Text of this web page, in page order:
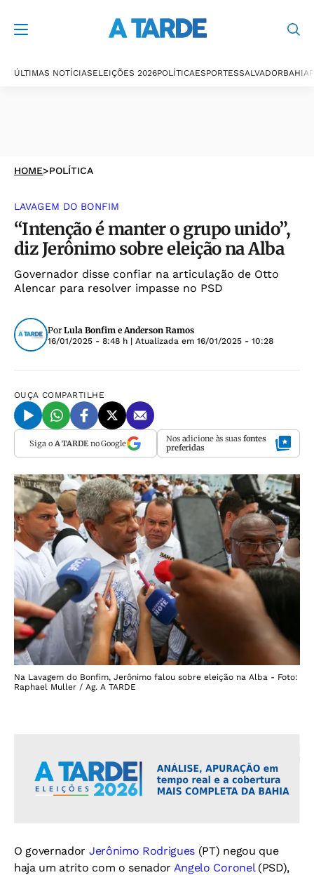
ÚLTIMAS NOTÍCIASELEIÇÕES 2026POLÍTICAESPORTESSALVADORBAHIA
HOME>POLÍTICA
LAVAGEM DO BONFIM
“Intenção é manter o grupo unido”,
diz Jerônimo sobre eleição na Alba
Governador disse confiar na articulação de Otto
Alencar para resolver impasse no PSD
Por Lula Bonfim e Anderson Ramos
16/01/2025 - 8:48 h | Atualizada em 16/01/2025 - 10:28
OUÇA COMPARTILHE
Siga o A TARDEno Google Nos adicione às suas fontes
preferidas
Na Lavagem do Bonfim, Jerônimo falou sobre eleição na Alba - Foto:
Raphael Muller / Ag. A TARDE
O governador Jerônimo Rodrigues (PT) negou que
haja um atrito com o senador Angelo Coronel (PSD),